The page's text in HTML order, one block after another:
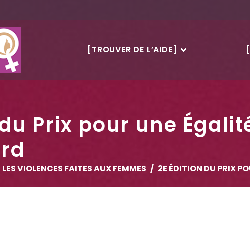
[TROUVER DE L’AIDE]
Prix pour une
VIOLENCES FAITES AUX FEMMES 2E ÉDITION DU PRIX